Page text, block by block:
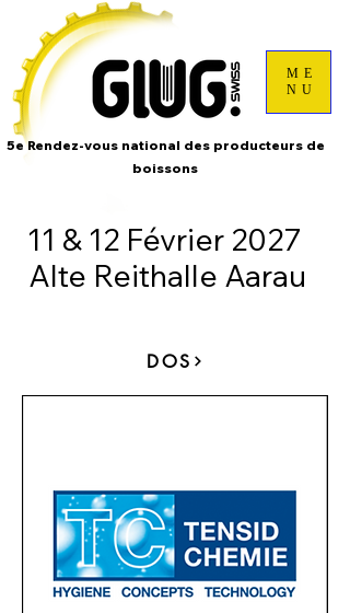
ME
NU
11 & 12 Février 2027
Alte Reithalle Aarau
5e Rendez-vous national des producteurs de
boissons
DOS